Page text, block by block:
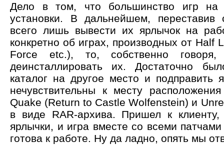
Дело в том, что большинство игр
установки. В дальнейшем, переставив
всего лишь вывести их ярлычок на
конкретно об играх, производных от Half
Force etc.), то, собственно
деинсталлировать их. Достаточно
каталог на другое место и подправить
нечувствительны к месту
Quake (Return to Castle Wolfenstein) и
в виде RAR-архива. Пришел к клиенту,
ярлычки, и игра вместе со всеми
готова к работе. Ну да ладно, опять мы